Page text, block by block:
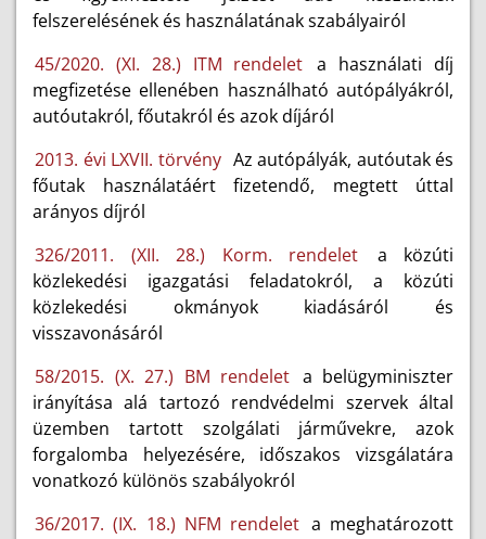
felszerelésének és használatának szabályairól
45/2020. (XI. 28.) ITM rendelet a használati díj
megfizetése ellenében használható autópályákról,
autóutakról, főutakról és azok díjáról
2013. évi LXVII. törvény Az autópályák, autóutak és
főutak használatáért fizetendő, megtett úttal
arányos díjról
326/2011. (XII. 28.) Korm. rendelet a közúti
közlekedési igazgatási feladatokról, a közúti
közlekedési okmányok kiadásáról és
visszavonásáról
58/2015. (X. 27.) BM rendelet a belügyminiszter
irányítása alá tartozó rendvédelmi szervek által
üzemben tartott szolgálati járművekre, azok
forgalomba helyezésére, időszakos vizsgálatára
vonatkozó különös szabályokról
36/2017. (IX. 18.) NFM rendelet a meghatározott